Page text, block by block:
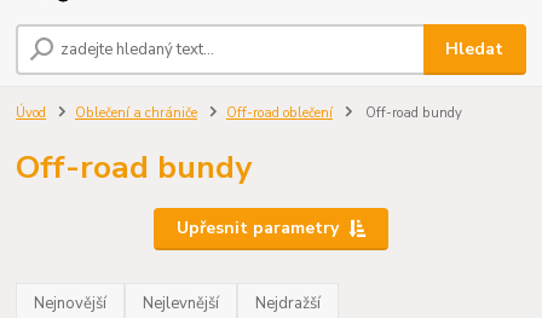
Hledat
Úvod Oblečení a chrániče Off-road oblečení Off-road bundy
Off-road bundy
Upřesnit parametry
Nejnovější Nejlevnější Nejdražší